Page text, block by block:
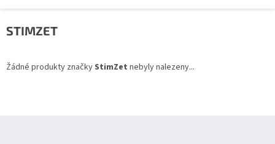
STIMZET
Žádné produkty značkyStimZet nebyly nalezeny...